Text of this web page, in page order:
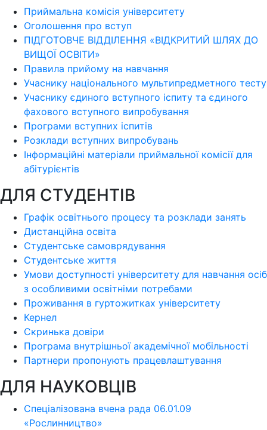
Приймальна комісія університету
Оголошення про вступ
ПІДГОТОВЧЕ ВІДДІЛЕННЯ «ВІДКРИТИЙ ШЛЯХ ДО
ВИЩОЇ ОСВІТИ»
Правила прийому на навчання
Учаснику національного мультипредметного тесту
Учаснику єдиного вступного іспиту та єдиного
фахового вступного випробування
Програми вступних іспитів
Розклади вступних випробувань
Інформаційні матеріали приймальної комісії для
абітурієнтів
ДЛЯ СТУДЕНТІВ
Графік освітнього процесу та розклади занять
Дистанційна освіта
Студентське самоврядування
Студентське життя
Умови доступності університету для навчання осіб
з особливими освітніми потребами
Проживання в гуртожитках університету
Кернел
Скринька довіри
Програма внутрішньої академічної мобільності
Партнери пропонують працевлаштування
ДЛЯ НАУКОВЦІВ
Спеціалізована вчена рада 06.01.09
«Рослинництво»